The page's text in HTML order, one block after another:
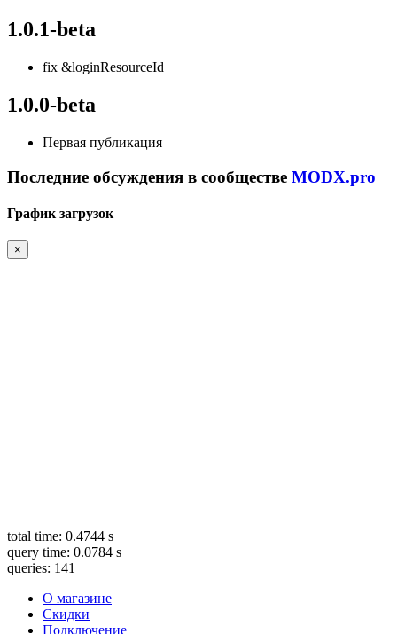
1.0.1-beta
fix &loginResourceId
1.0.0-beta
Первая публикация
Последние обсуждения в сообществе MODX.pro
График загрузок
×
total time: 0.4744 s
query time: 0.0784 s
queries: 141
О магазине
Скидки
Подключение